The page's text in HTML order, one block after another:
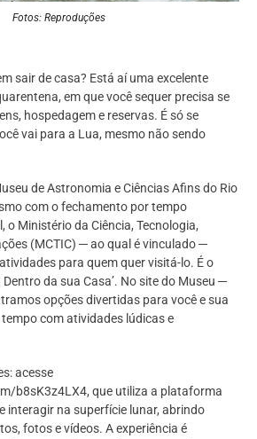
Fotos: Reproduções
sair de casa? Está aí uma excelente
em que você sequer precisa se
hospedagem e reservas. É só se
vai para a Lua, mesmo não sendo
de Astronomia e Ciências Afins do Rio
com o fechamento por tempo
o Ministério da Ciência, Tecnologia,
(MCTIC) ─ ao qual é vinculado ─
para quem quer visitá-lo. É o
da sua Casa’. No site do Museu ─
opções divertidas para você e sua
com atividades lúdicas e
acesse
b8sK3z4LX4, que utiliza a plataforma
interagir na superfície lunar, abrindo
fotos e vídeos. A experiência é